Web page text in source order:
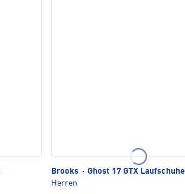
Brooks · Ghost 17 GTX Laufschuhe
Herren